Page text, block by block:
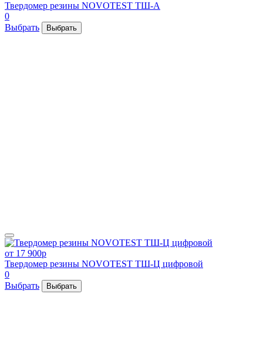
Твердомер резины NOVOTEST ТШ-А
0
Выбрать
Выбрать
от 17 900p
Твердомер резины NOVOTEST ТШ-Ц цифровой
0
Выбрать
Выбрать